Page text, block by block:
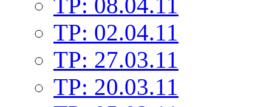
TP: 08.04.11
TP: 02.04.11
TP: 27.03.11
TP: 20.03.11